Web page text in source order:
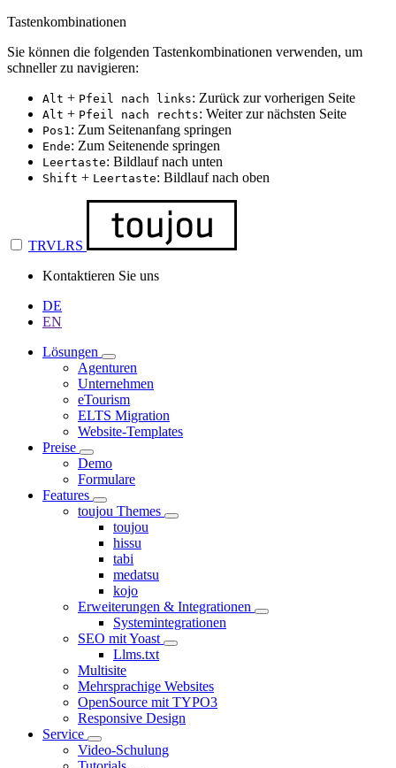
Tastenkombinationen
Sie können die folgenden Tastenkombinationen verwenden, um
schneller zu navigieren:
Alt + Pfeil nach links: Zurück zur vorherigen Seite
Alt + Pfeil nach rechts: Weiter zur nächsten Seite
Pos1: Zum Seitenanfang springen
Ende: Zum Seitenende springen
Leertaste: Bildlauf nach unten
Shift + Leertaste: Bildlauf nach oben
TRVLRS
Kontaktieren Sie uns
DE
EN
Lösungen
Agenturen
Unternehmen
eTourism
ELTS Migration
Website-Templates
Preise
Demo
Formulare
Features
toujou Themes
toujou
hissu
tabi
medatsu
kojo
Erweiterungen & Integrationen
Systemintegrationen
SEO mit Yoast
Llms.txt
Multisite
Mehrsprachige Websites
OpenSource mit TYPO3
Responsive Design
Service
Video-Schulung